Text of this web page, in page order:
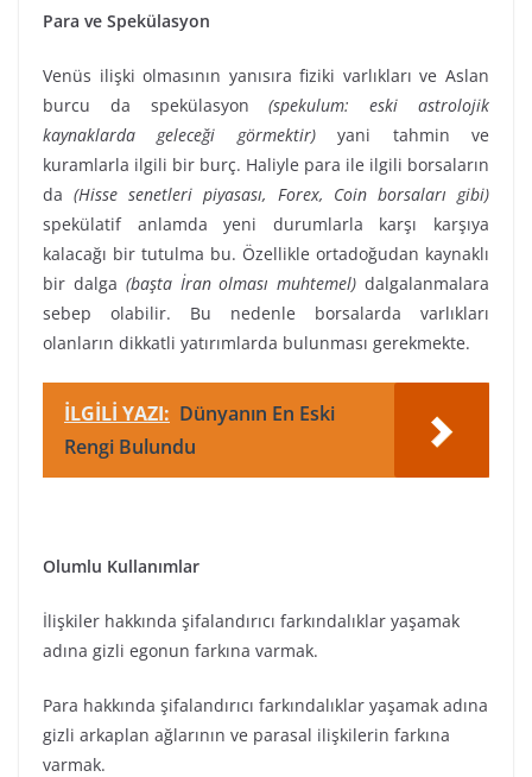
Para ve Spekülasyon
Venüs ilişki olmasının yanısıra fiziki varlıkları ve Aslan
burcu da spekülasyon(spekulum: eski astrolojik
kaynaklarda geleceği görmektir)yani tahmin ve
kuramlarla ilgili bir burç. Haliyle para ile ilgili borsaların
da(Hisse senetleri piyasası, Forex, Coin borsaları gibi)
spekülatif anlamda yeni durumlarla karşı karşıya
kalacağı bir tutulma bu. Özellikle ortadoğudan kaynaklı
bir dalga (başta İran olması muhtemel) dalgalanmalara
sebep olabilir. Bu nedenle borsalarda varlıkları
olanların dikkatli yatırımlarda bulunması gerekmekte.
İLGİLİ YAZI: Dünyanın En Eski
Rengi Bulundu
Olumlu Kullanımlar
İlişkiler hakkında şifalandırıcı farkındalıklar yaşamak
adına gizli egonun farkına varmak.
Para hakkında şifalandırıcı farkındalıklar yaşamak adına
gizli arkaplan ağlarının ve parasal ilişkilerin farkına
varmak.